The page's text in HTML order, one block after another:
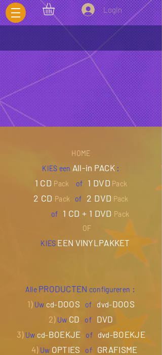
LogIn
HOME
KIES een All-in PACK :
1 CD Pack of 1 DVD Pack
2 CD Pack of 2 DVD Pack
of 1 CD + 1 DVD Pack
OF
KIES EEN VINYLPAKKET
Alle PRODUCTEN configureren :
1) Uw cd-DOOS of dvd-DOOS
2) Uw CD of
DVD
3) Uw cd-BOEKJE of dvd-BOEKJE
4) Uw OPTIES of GRAFISME